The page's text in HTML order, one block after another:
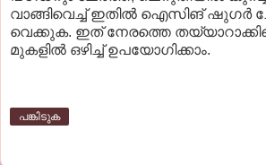
വാങ്ങിവെച്ച് ഇതില്‍ ഐസിങ് ഷുഗര്‍
വെക്കുക. ഇത് നേരത്തെ
മുകളില്‍ ഒഴിച്ച് ഉപയോഗിക്കാം.
പങ്കിടുക